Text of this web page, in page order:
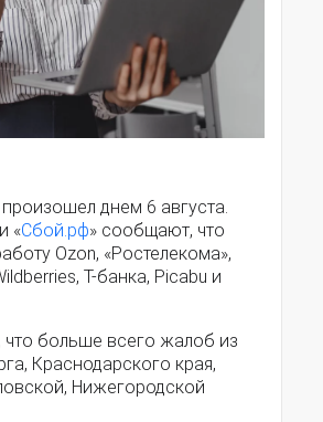
днем 6 августа.
«Сбой.рф» сообщают, что
Ozon, «Ростелекома»,
Т-банка, Picabu и
что больше всего жалоб из
Краснодарского края,
Нижегородской